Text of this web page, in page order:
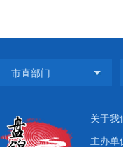
关于我
主办